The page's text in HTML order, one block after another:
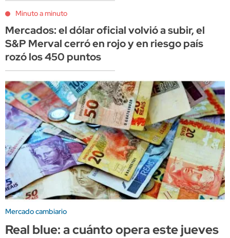
Minuto a minuto
Mercados: el dólar oficial volvió a subir, el
S&P Merval cerró en rojo y en riesgo país
rozó los 450 puntos
Mercado cambiario
Real blue: a cuánto opera este jueves